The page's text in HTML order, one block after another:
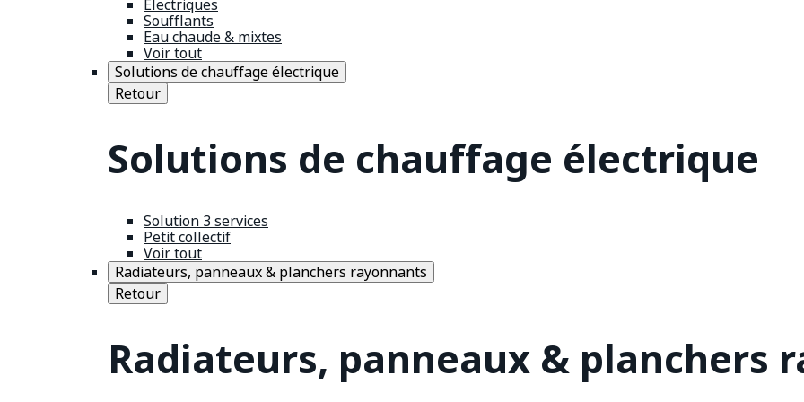
Électriques
Soufflants
Eau chaude & mixtes
Voir tout
Solutions de chauffage électrique
Retour
Solutions de chauffage électrique
Solution 3 services
Petit collectif
Voir tout
Radiateurs, panneaux & planchers rayonnants
Retour
Radiateurs, panneaux & planchers